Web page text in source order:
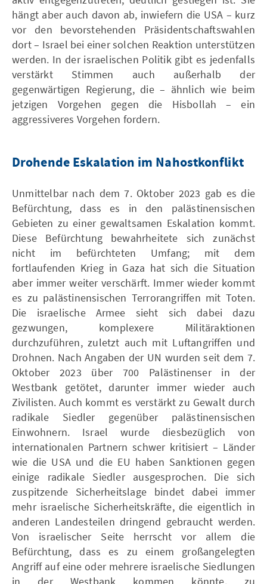
hängt aber auch davon ab, inwiefern die USA – kurz
vor den bevorstehenden Präsidentschaftswahlen
dort – Israel bei einer solchen Reaktion unterstützen
werden. In der israelischen Politik gibt es jedenfalls
verstärkt Stimmen auch außerhalb der
gegenwärtigen Regierung, die – ähnlich wie beim
jetzigen Vorgehen gegen die Hisbollah – ein
aggressiveres Vorgehen fordern.
Drohende Eskalation im Nahostkonflikt
Unmittelbar nach dem 7. Oktober 2023 gab es die
Befürchtung, dass es in den palästinensischen
Gebieten zu einer gewaltsamen Eskalation kommt.
Diese Befürchtung bewahrheitete sich zunächst
nicht im befürchteten Umfang; mit dem
fortlaufenden Krieg in Gaza hat sich die Situation
aber immer weiter verschärft. Immer wieder kommt
es zu palästinensischen Terrorangriffen mit Toten.
Die israelische Armee sieht sich dabei dazu
gezwungen, komplexere Militäraktionen
durchzuführen, zuletzt auch mit Luftangriffen und
Drohnen. Nach Angaben der UN wurden seit dem 7.
Oktober 2023 über 700 Palästinenser in der
Westbank getötet, darunter immer wieder auch
Zivilisten. Auch kommt es verstärkt zu Gewalt durch
radikale Siedler gegenüber palästinensischen
Einwohnern. Israel wurde diesbezüglich von
internationalen Partnern schwer kritisiert – Länder
wie die USA und die EU haben Sanktionen gegen
einige radikale Siedler ausgesprochen. Die sich
zuspitzende Sicherheitslage bindet dabei immer
mehr israelische Sicherheitskräfte, die eigentlich in
anderen Landesteilen dringend gebraucht werden.
Von israelischer Seite herrscht vor allem die
Befürchtung, dass es zu einem großangelegten
Angriff auf eine oder mehrere israelische Siedlungen
in der Westbank kommen könnte, zu